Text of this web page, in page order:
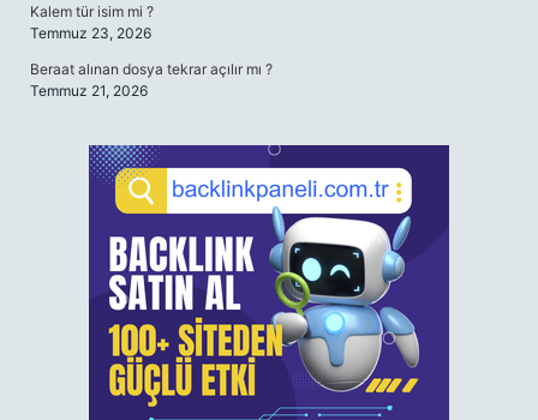
Kalem tür isim mi ?
Temmuz 23, 2026
Beraat alınan dosya tekrar açılır mı ?
Temmuz 21, 2026